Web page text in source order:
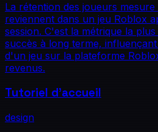
La rétention des joueurs
reviennent dans un jeu Roblox
session. C'est la métrique la
succès à long terme,
d'un jeu sur la plateforme
revenus.
Tutoriel d'accueil
design